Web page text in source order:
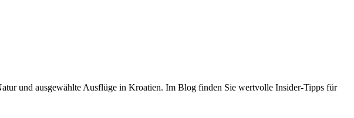
und ausgewählte Ausflüge in Kroatien. Im Blog finden Sie wertvolle Insider-Tipps für